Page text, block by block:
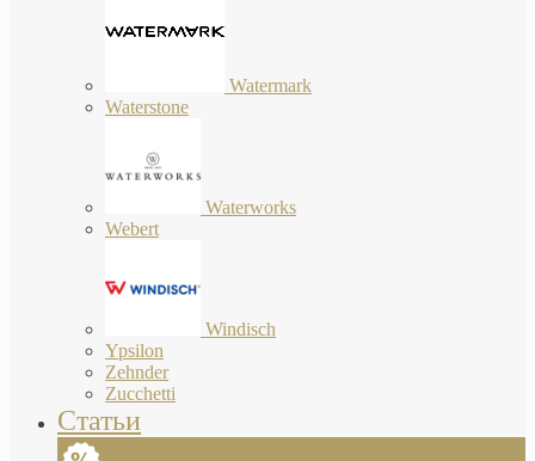
Watermark
Waterstone
Waterworks
Webert
Windisch
Ypsilon
Zehnder
Zucchetti
Статьи